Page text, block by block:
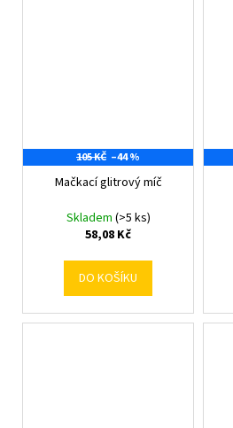
105 KČ –44 %
Mačkací glitrový míč
Skladem (>5 ks)
58,08 Kč
DO KOŠÍKU